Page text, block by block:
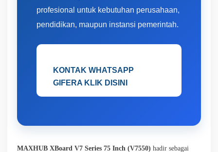
profesional untuk kebutuhan perusahaan,
pendidikan, maupun instansi pemerintah.
KONTAK WHATSAPP
GIFERA KLIK DISINI
MAXHUB XBoard V7 Series 75 Inch (V7550) hadir sebagai